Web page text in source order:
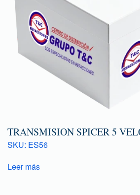
TRANSMISION SPICER 5
SKU: ES56
Leer más